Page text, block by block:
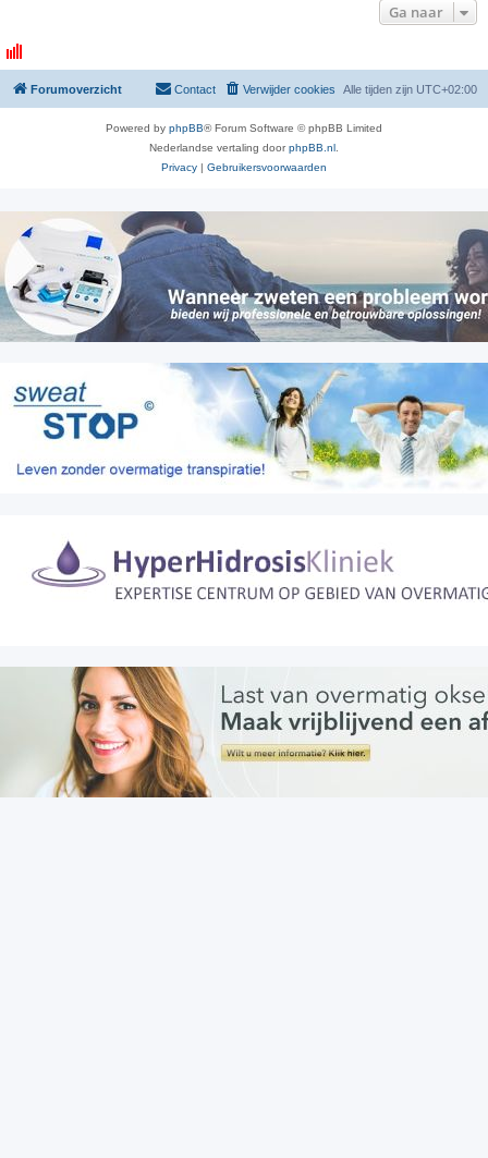
Ga naar
Forumoverzicht Alle tijden zijn UTC+02:00
Verwijder cookies
Contact
Powered by phpBB® Forum Software © phpBB Limited
Nederlandse vertaling doorphpBB.nl
Privacy | Gebruikersvoorwaarden